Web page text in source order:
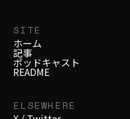
SITE
ホーム
記事
ポッドキャスト
README
ELSEWHERE